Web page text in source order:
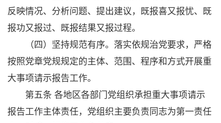
反映情况、分析问题、提出建议，既报喜又报忧、既
报功又报过、既报结果又报过程。
（四）坚持规范有序。落实依规治党要求，严格
按照党章党规规定的主体、范围、程序和方式开展重
大事项请示报告工作。
第五条 各地区各部门党组织承担重大事项请示
报告工作主体责任，党组织主要负责同志为第一责任